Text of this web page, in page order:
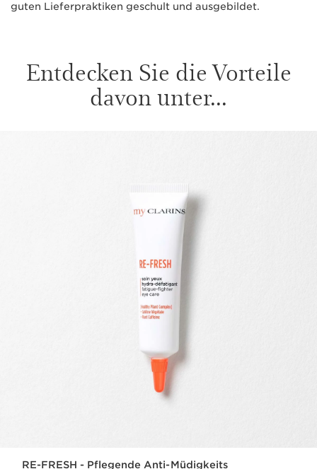
guten Lieferpraktiken geschult und ausgebildet.
Entdecken Sie die Vorteile
davon unter...
RE-FRESH - Pflegende Anti-Müdigkeits